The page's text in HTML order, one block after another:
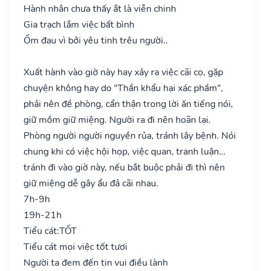
Hành nhân chưa thấy ắt là viễn chinh
Gia trạch lắm việc bất bình
Ốm đau vì bởi yêu tinh trêu người..
Xuất hành vào giờ này hay xảy ra việc cãi cọ, gặp
chuyện không hay do "Thần khẩu hại xác phầm",
phải nên đề phòng, cẩn thận trong lời ăn tiếng nói,
giữ mồm giữ miệng. Người ra đi nên hoãn lại.
Phòng người người nguyền rủa, tránh lây bệnh. Nói
chung khi có việc hội họp, việc quan, tranh luận…
tránh đi vào giờ này, nếu bắt buộc phải đi thì nên
giữ miệng dễ gây ẩu đả cãi nhau.
7h-9h
19h-21h
Tiểu cát:TỐT
Tiểu cát mọi việc tốt tươi
Người ta đem đến tin vui điều lành